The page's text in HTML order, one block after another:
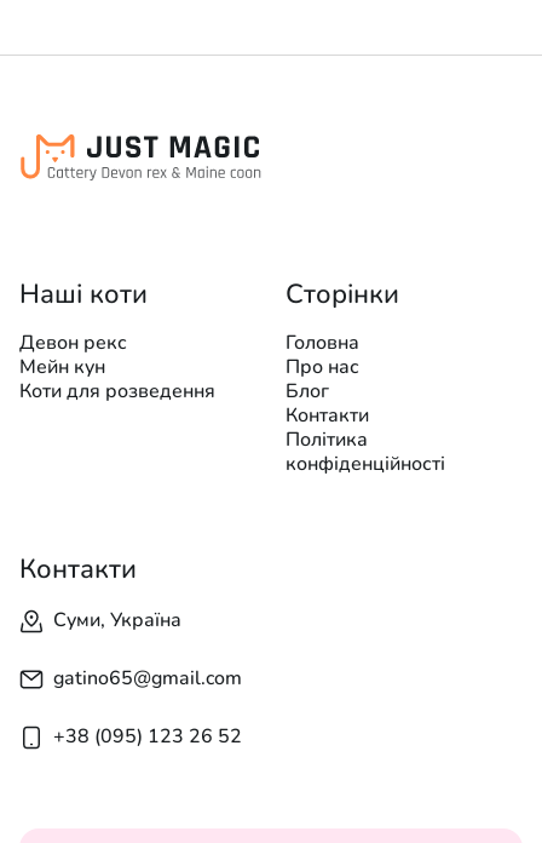
Наші коти
Девон рекс
Мейн кун
Коти для розведення
Сторінки
Головна
Про нас
Блог
Контакти
Політика
конфіденційності
Контакти
Суми, Україна
gatino65@gmail.com
+38 (095) 123 26 52